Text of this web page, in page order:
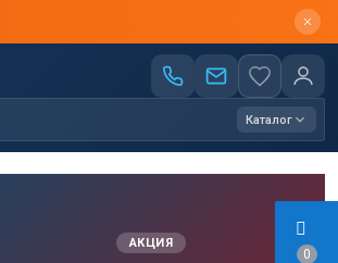
0
Каталог
АКЦИЯ